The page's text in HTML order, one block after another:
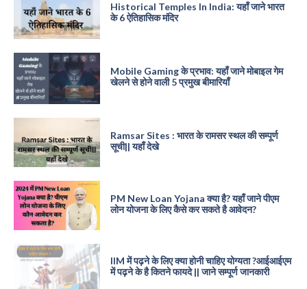
Historical Temples In India: यहाँ जाने भारत
के 6 ऐतिहासिक मंदिर
Mobile Gaming के प्रभाव: यहाँ जाने मोबाइल गेम
खेलने से होने वाली 5 प्रमुख बीमारियाँ
Ramsar Sites : भारत के रामसर स्थल की सम्पूर्ण
सूची|| यहाँ देखे
PM New Loan Yojana क्या है? यहाँ जाने पीएम
लोन योजना के लिए कैसे कर सकते है आवेदन?
IIM में पढ़ने के लिए क्या होनी चाहिए योग्यता ?आईआईएम
में पढ़ने के है कितने फायदे || जाने सम्पूर्ण जानकारी